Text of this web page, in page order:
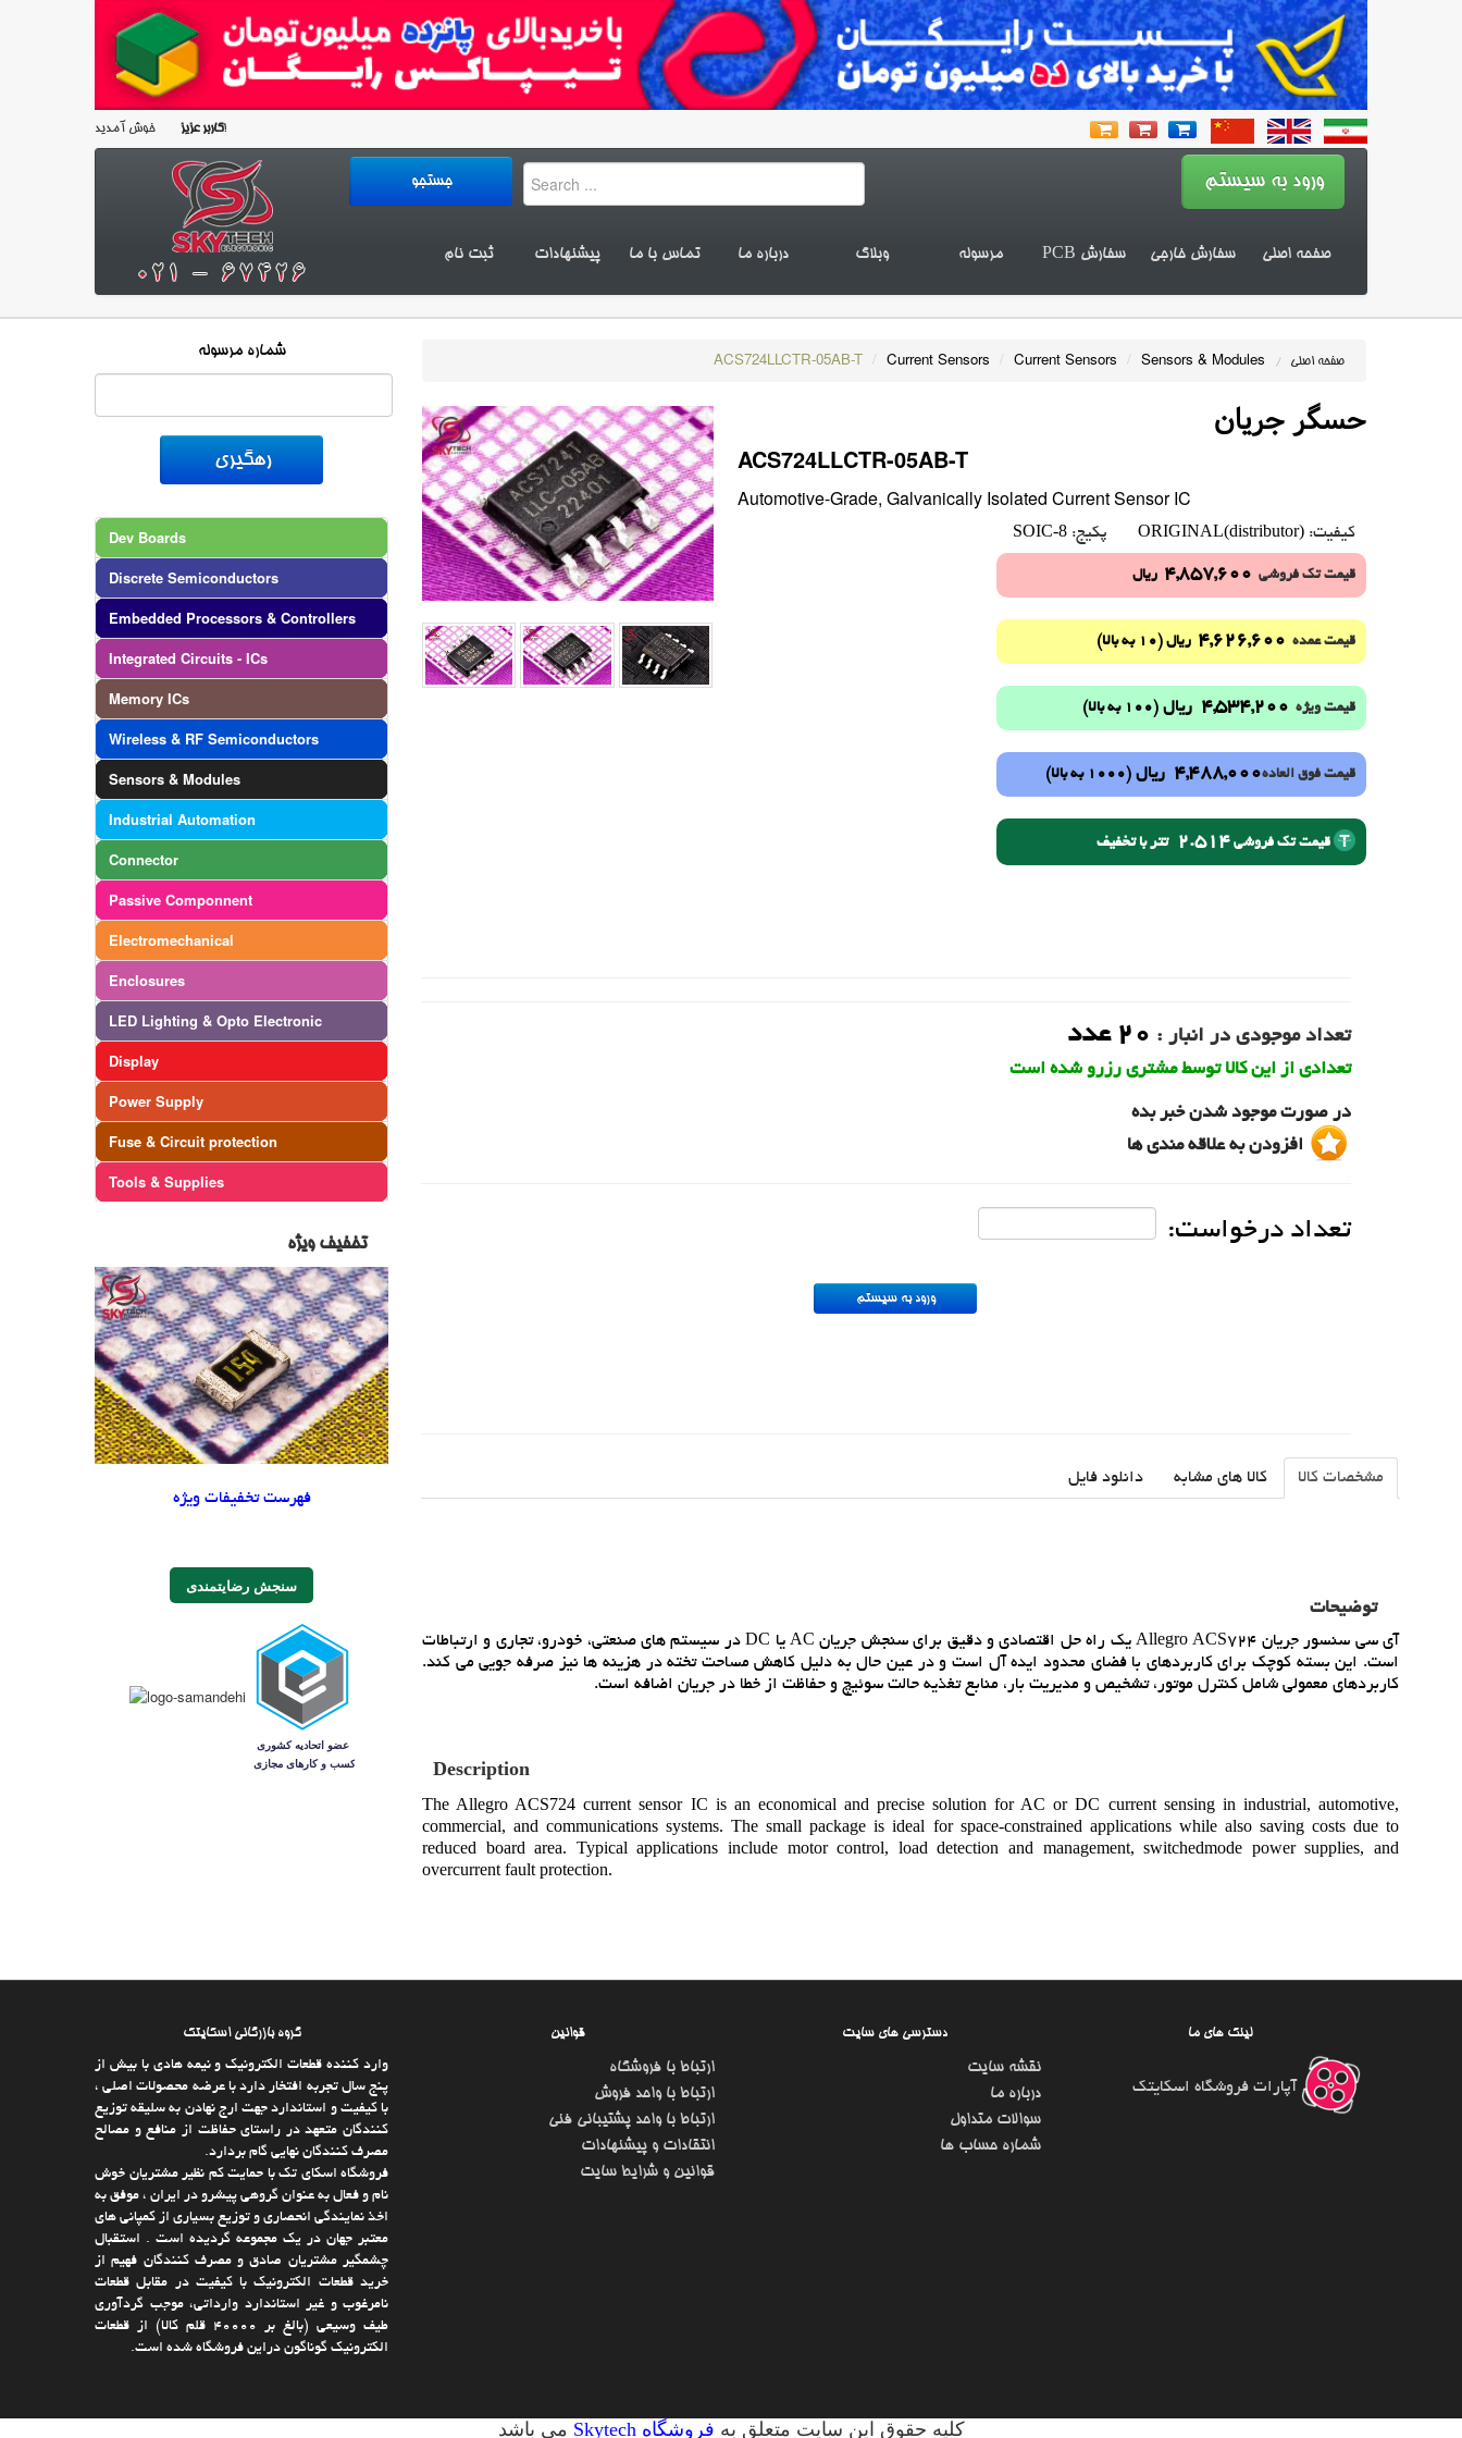
کاربر عزیزخوش آمدید!
صفحه اصلی سفارش خارجی سفارش PCB مرسوله وبلاگ درباره ما تماس با ما پیشنهادات ثبت نام
شماره مرسوله
Dev Boards
Discrete Semiconductors
Embedded Processors & Controllers
Integrated Circuits - ICs
Memory ICs
Wireless & RF Semiconductors
Sensors & Modules
Industrial Automation
Connector
Passive Componnent
Electromechanical
Enclosures
LED Lighting & Opto Electronic
Display
Power Supply
Fuse & Circuit protection
Tools & Supplies
تخفیف ویژه
فهرست تخفیفات ویژه
سنجش رضایتمندی
صفحه اصلی /
Sensors & Modules
/
Current Sensors
/
Current Sensors
/
ACS724LLCTR-05AB-T
حسگر جریان
ACS724LLCTR-05AB-T
Automotive-Grade, Galvanically Isolated Current Sensor IC
کیفیت: ORIGINAL(distributor) پکیج: SOIC-8
قیمت تک فروشی 4,857,600 ریال
قیمت عمده 4,626,600 ریال (10 به بالا)
قیمت ویژه 4,534,200 ریال (100 به بالا)
قیمت فوق العاده4,488,000 ریال (1000 به بالا)
قیمت تک فروشی 2.514 تتر با تخفیف
تعداد موجودی در انبار : 20 عدد
تعدادی از این کالا توسط مشتری رزرو شده است
در صورت موجود شدن خبر بده
افزودن به علاقه مندی ها
تعداد درخواست:
مشخصات کالا کالا های مشابه دانلود فایل
توضیحات
آي سي سنسور جريان Allegro ACS724 يک راه حل اقتصادي و دقيق براي سنجش جريان AC يا DC در سيستم هاي صنعتي، خودرو، تجاري و ارتباطات
است. اين بسته کوچک براي کاربردهاي با فضاي محدود ايده آل است و در عين حال به دليل کاهش مساحت تخته در هزينه ها نيز صرفه جويي مي کند.
کاربردهاي معمولي شامل کنترل موتور، تشخيص و مديريت بار، منابع تغذيه حالت سوئيچ و حفاظت از خطا در جريان اضافه است.
Description
The Allegro ACS724 current sensor IC is an economical and precise solution for AC or DC current sensing in industrial, automotive,
commercial, and communications systems. The small package is ideal for space-constrained applications while also saving costs due to
reduced board area. Typical applications include motor control, load detection and management, switchedmode power supplies, and
overcurrent fault protection.
گروه بازرگانی اسکایتک
وارد كننده قطعات الکترونیک و نیمه هادی با بیش از
پنج سال تجربه افتخار دارد با عرضه محصولات اصلی ،
با كیفیت و استاندارد جهت ارج نهادن به سلیقه توزیع
كنندگان متعهد در راستای حفاظت از منافع و مصالح
مصرف كنندگان نهایی گام بردارد.
فروشگاه اسکای تک با حمایت كم نظیر مشتریان خوش
نام و فعال به عنوان گروهی پیشرو در ایران ، موفق به
اخذ نمایندگی انحصاری و توزیع بسیاری از كمپانی های
معتبر جهان در یك مجموعه گردیده است . استقبال
چشمگیر مشتریان صادق و مصرف كنندگان فهیم از
خرید قطعات الکترونیک با كیفیت در مقابل قطعات
نامرغوب و غیر استاندارد وارداتی، موجب گردآوری
طیف وسیعی (بالغ بر 40000 قلم كالا)‌ از قطعات
الکترونیک گوناگون دراین فروشگاه شده است.
قوانین
ارتباط با فروشگاه
ارتباط با واحد فروش
ارتباط با واحد پشتیبانی فنی
انتقادات و پیشنهادات
قوانین و شرایط سایت
دسترسی های سایت
نقشه سایت
درباره ما
سوالات متداول
شماره حساب ها
لینک های ما
آپارات فروشگاه اسکایتک
کلیه حقوق این سایت متعلق به فروشگاه Skytech می باشد